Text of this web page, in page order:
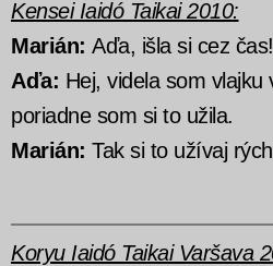
Kensei Iaidó Taikai 2010:
Marián: Aďa, išla si cez čas!
Aďa: Hej, videla som vlajku
poriadne som si to užila.
Marián: Tak si to užívaj
Koryu Iaidó Taikai Varšava